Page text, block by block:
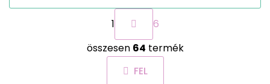
L
i
s
t
L
a
p
o
z
á
1
6
összesen 64 termék
FEL